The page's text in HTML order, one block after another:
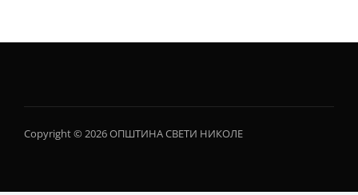
Copyright © 2026 ОПШТИНА СВЕТИ НИКОЛЕ